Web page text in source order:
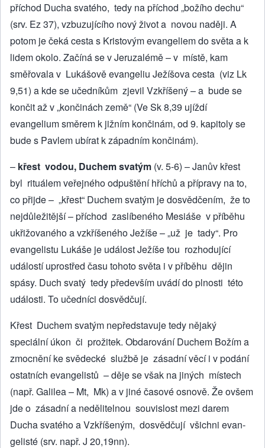
příchod Ducha svatého, tedy na příchod „božího de­chu“
(srv. Ez 37), vzbuzujícího nový život a novou naději. A
potom je čeká cesta s Kristovým evangeliem do světa a k
lidem okolo. Začíná se v Jeruzalémě – v místě, kam
směřovala v Lukášově evangeliu Ježíšova cesta (viz Lk
9,51) a kde se učedníkům zjevil Vzkříšený – a bude se
končit až v „končinách země“ (Ve Sk 8,39 ujíždí
evangelium směrem k jižním končinám, od 9. kapitoly se
bude s Pavlem ubírat k západním končinám).
– křest vodou, Duchem svatým (v. 5-6) – Janův křest
byl rituálem veřejné­ho odpuštění hříchů a přípravy na to,
co přijde – „křest“ Duchem svatým je dosvědčením, že to
nejdůležitější – pří­chod zaslíbeného Mesiáše v příběhu
ukřižovaného a vzkříšeného Ježíše – „už je tady“. Pro
evangelistu Lukáše je událost Ježíše tou rozhodující
událostí uprostřed času tohoto světa i v příběhu dějin
spásy. Duch svatý tedy především uvádí do plnosti této
události. To učed­níci dosvědčují.
Křest Duchem svatým nepřed­stavuje tedy nějaký
speciální úkon či prožitek. Obdarování Duchem Božím a
zmocnění ke svědecké službě je zásad­ní věcí i v podání
ostatních evangelistů – děje se však na jiných místech
(např. Galilea – Mt, Mk) a v jiné časové osnově. Že ovšem
jde o zásadní a nedělitelnou souvislost mezi darem
Ducha svatého a Vzkříšeným, dosvědčují všichni evan­
gelisté (srv. např. J 20,19nn).